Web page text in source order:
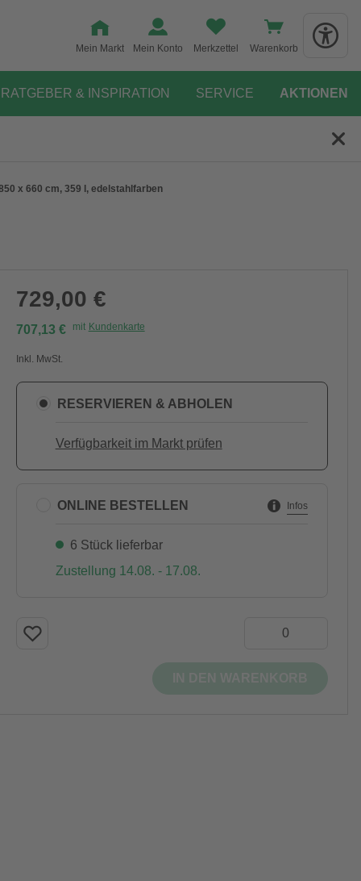
Mein Markt Mein Konto Merkzettel Warenkorb
RATGEBER & INSPIRATION SERVICE AKTIONEN
x 660 cm, 359 l, edelstahlfarben
729,00 €
707,13 € mit Kundenkarte
Inkl. MwSt.
RESERVIEREN & ABHOLEN
Verfügbarkeit im Markt prüfen
ONLINE BESTELLEN Infos
6 Stück lieferbar
Zustellung 14.08. - 17.08.